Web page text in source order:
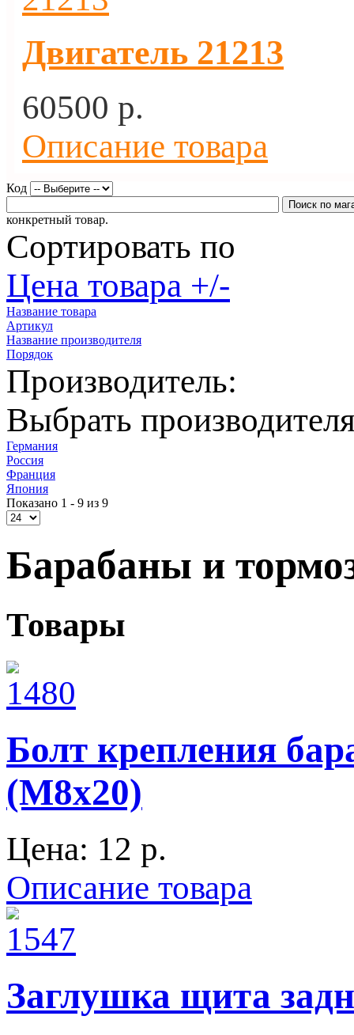
Двигатель 21213
60500 p.
Описание товара
Код
конкретный товар.
Сортировать по
Цена товара +/-
Название товара
Артикул
Название производителя
Порядок
Производитель:
Выбрать
Германия
Россия
Франция
Япония
Показано 1 - 9 из 9
Барабаны и
Товары
Болт крепления
(М8х20)
Цена: 12 p.
Описание товара
Заглушка щита